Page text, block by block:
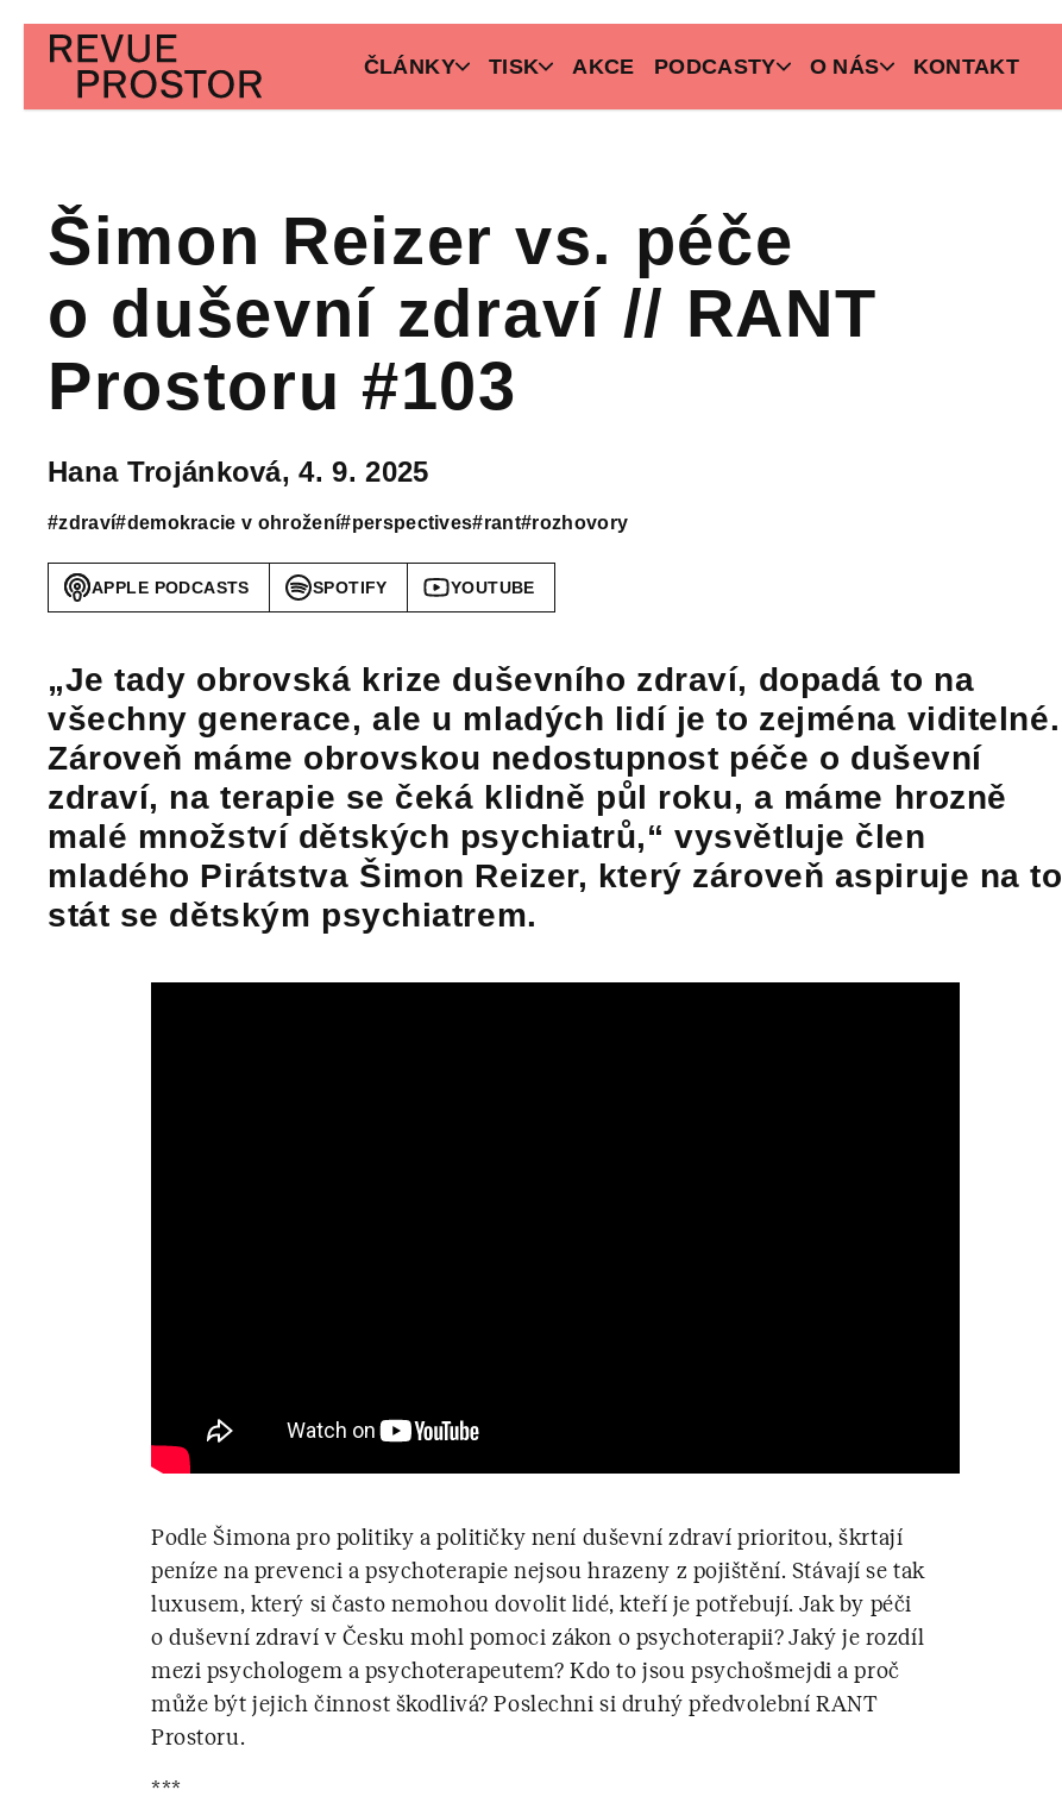
ČLÁNKY TISK AKCE PODCASTY O NÁS KONTAKT
Šimon Reizer vs. péče
o duševní zdraví // RANT
Prostoru #103
Hana Trojánková,4. 9. 2025
#zdraví#demokracie v ohrožení#perspectives#rant#rozhovory
APPLE PODCASTS SPOTIFY YOUTUBE
„Je tady obrovská krize duševního zdraví, dopadá to na
všechny generace, ale u mladých lidí je to zejména viditelné.
Zároveň máme obrovskou nedostupnost péče o duševní
zdraví, na terapie se čeká klidně půl roku, a máme hrozně
malé množství dětských psychiatrů,“ vysvětluje člen
mladého Pirátstva Šimon Reizer, který zároveň aspiruje na to
stát se dětským psychiatrem.
Podle Šimona pro politiky a političky není duševní zdraví prioritou, škrtají
peníze na prevenci a psychoterapie nejsou hrazeny z pojištění. Stávají se tak
luxusem, který si často nemohou dovolit lidé, kteří je potřebují. Jak by péči
o duševní zdraví v Česku mohl pomoci zákon o psychoterapii? Jaký je rozdíl
mezi psychologem a psychoterapeutem? Kdo to jsou psychošmejdi a proč
může být jejich činnost škodlivá? Poslechni si druhý předvolební RANT
Prostoru.
***